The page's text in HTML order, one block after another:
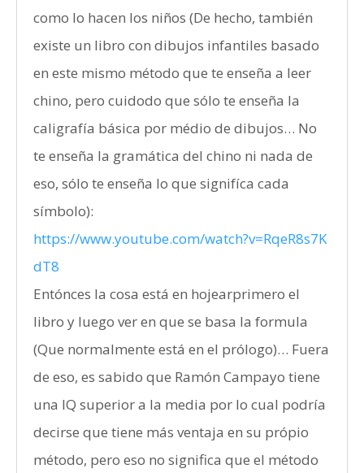
como lo hacen los niños (De hecho, también
existe un libro con dibujos infantiles basado
en este mismo método que te enseña a leer
chino, pero cuidodo que sólo te enseña la
caligrafía básica por médio de dibujos… No
te enseña la gramática del chino ni nada de
eso, sólo te enseña lo que signifíca cada
símbolo):
https://www.youtube.com/watch?v=RqeR8s7K
dT8
Entónces la cosa está en hojearprimero el
libro y luego ver en que se basa la formula
(Que normalmente está en el prólogo)… Fuera
de eso, es sabido que Ramón Campayo tiene
una IQ superior a la media por lo cual podría
decirse que tiene más ventaja en su própio
método, pero eso no significa que el método